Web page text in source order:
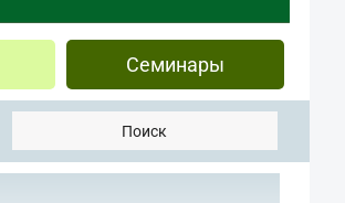
Семинары
Поиск